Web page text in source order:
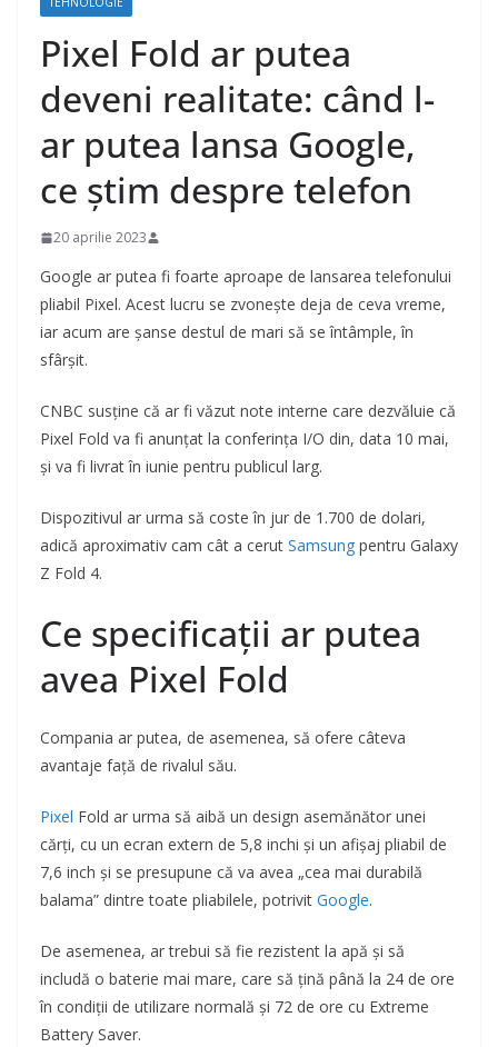
Pixel Fold ar putea
deveni realitate: când l-
ar putea lansa Google,
ce știm despre telefon
20 aprilie 2023
Google ar putea fi foarte aproape de lansarea telefonului
pliabil Pixel. Acest lucru se zvonește deja de ceva vreme,
iar acum are șanse destul de mari să se întâmple, în
sfârșit.
CNBC susține că ar fi văzut note interne care dezvăluie că
Pixel Fold va fi anunțat la conferința I/O din, data 10 mai,
și va fi livrat în iunie pentru publicul larg.
Dispozitivul ar urma să coste în jur de 1.700 de dolari,
adică aproximativ cam cât a cerut Samsung pentru Galaxy
Z Fold 4.
Ce specificații ar putea
avea Pixel Fold
Compania ar putea, de asemenea, să ofere câteva
avantaje față de rivalul său.
Pixel Fold ar urma să aibă un design asemănător unei
cărți, cu un ecran extern de 5,8 inchi și un afișaj pliabil de
7,6 inch și se presupune că va avea „cea mai durabilă
balama” dintre toate pliabilele, potrivit Google.
De asemenea, ar trebui să fie rezistent la apă și să
includă o baterie mai mare, care să țină până la 24 de ore
în condiții de utilizare normală și 72 de ore cu Extreme
Battery Saver.